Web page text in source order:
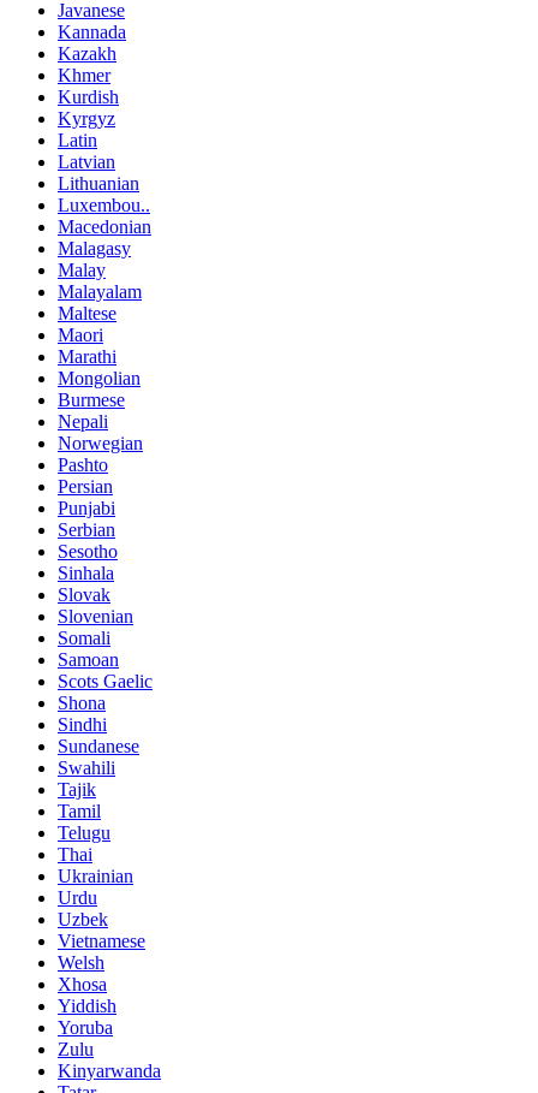
Javanese
Kannada
Kazakh
Khmer
Kurdish
Kyrgyz
Latin
Latvian
Lithuanian
Luxembou..
Macedonian
Malagasy
Malay
Malayalam
Maltese
Maori
Marathi
Mongolian
Burmese
Nepali
Norwegian
Pashto
Persian
Punjabi
Serbian
Sesotho
Sinhala
Slovak
Slovenian
Somali
Samoan
Scots Gaelic
Shona
Sindhi
Sundanese
Swahili
Tajik
Tamil
Telugu
Thai
Ukrainian
Urdu
Uzbek
Vietnamese
Welsh
Xhosa
Yiddish
Yoruba
Zulu
Kinyarwanda